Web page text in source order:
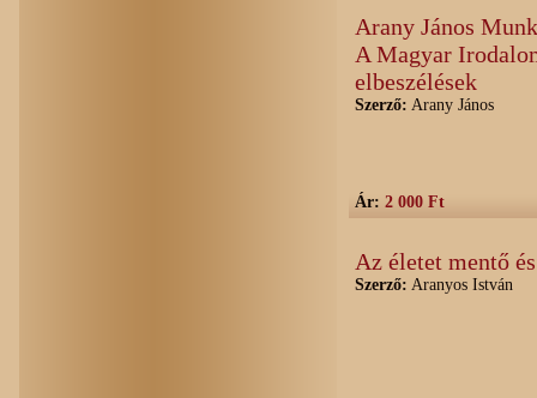
Arany János
A Magyar
elbeszélések
Szerző: Arany János
Ár: 2 000 Ft
Az életet mentő
Szerző: Aranyos István